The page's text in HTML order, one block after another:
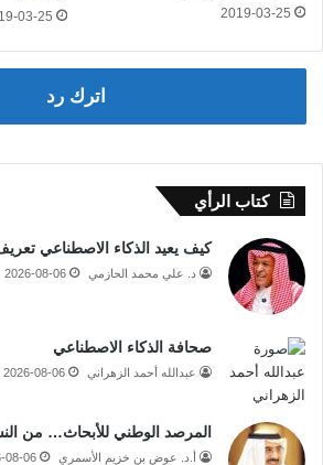
2019-03-25
03-25
اترك رد
كتاب الرأي
كيف يعيد الذكاء الاصطناعي
د. علي محمد الحازمي 2026-08-06
صحافة الذكاء الاصطناعي
عبدالله أحمد الزهراني 2026-08-06
المرصد الوطني للأبحاث… من
أ.د. عوض بن خزيم الأسمري 08-06